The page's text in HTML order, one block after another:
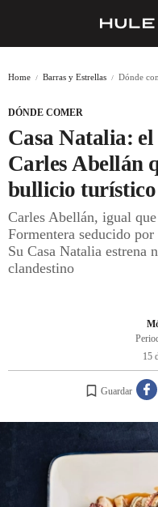
BARRAS Y ESTRELLAS
DÓNDE COMER
ÍDOLOS DE MESAS
CUADERNO DE VIAJE
Home Barras y Estrellas Dónde
DÓNDE COMER
Casa Natalia:
Carles Abellán
bullicio
Carles Abellán, igual
Formentera seducido
Su Casa Natalia estrena
clandestino
15
Guardar